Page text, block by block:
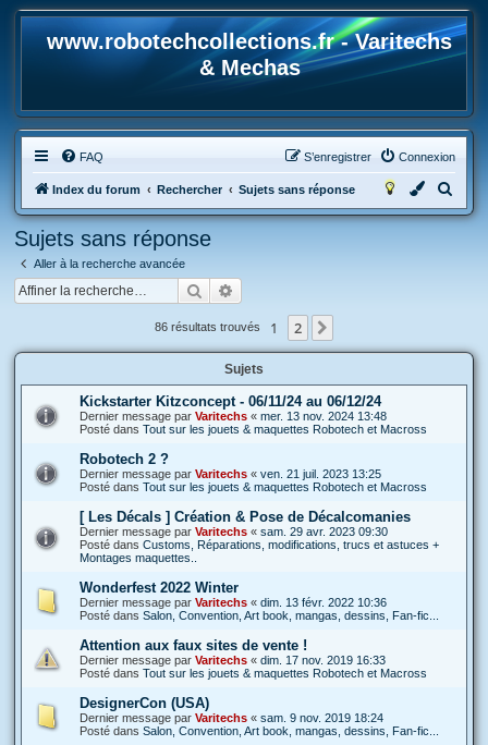
www.robotechcollections.fr - Varitechs
& Mechas
FAQ Connexion
S’enregistrer
Index du forum Rechercher Sujets sans réponse
e
c
Sujets sans réponse
Aller à la recherche avancée
Rechercher
86 résultats trouvés 1 2
Sujets
Kickstarter Kitzconcept - 06/11/24 au 06/12/24
Dernier message par Varitechs « mer. 13 nov. 2024 13:48
Posté dans Tout sur les jouets & maquettes Robotech et Macross
Robotech 2 ?
Dernier message par Varitechs « ven. 21 juil. 2023 13:25
Posté dans Tout sur les jouets & maquettes Robotech et Macross
[ Les Décals ] Création & Pose de Décalcomanies
Dernier message par Varitechs « sam. 29 avr. 2023 09:30
Posté dans Customs, Réparations, modifications, trucs et astuces +
Montages maquettes..
Wonderfest 2022 Winter
Dernier message par Varitechs « dim. 13 févr. 2022 10:36
Posté dans Salon, Convention, Art book, mangas, dessins, Fan-fic...
Attention aux faux sites de vente !
Dernier message par Varitechs « dim. 17 nov. 2019 16:33
Posté dans Tout sur les jouets & maquettes Robotech et Macross
DesignerCon (USA)
Dernier message par Varitechs « sam. 9 nov. 2019 18:24
Posté dans Salon, Convention, Art book, mangas, dessins, Fan-fic...